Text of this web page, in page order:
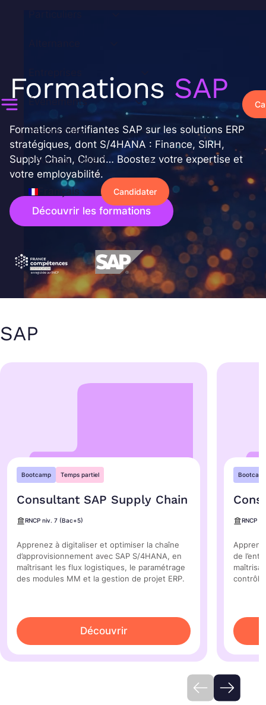
Événements
Ressources
Pourquoi Liora ?
Français Candidater
Formations SAP
Formations certifiantes SAP sur les solutions ERP
stratégiques, dont S/4HANA : Finance, SIRH,
Supply Chain, Cloud… Boostez votre expertise et
votre employabilité.
Découvrir les formations
SAP
Bootcamp Temps partiel
Consultant SAP Supply Chain
RNCP niv. 7 (Bac+5)
Apprenez à digitaliser et optimiser la chaîne
d’approvisionnement avec SAP S/4HANA, en
maîtrisant les flux logistiques, le paramétrage
des modules MM et la gestion de projet ERP.
Découvrir
RNCP
de